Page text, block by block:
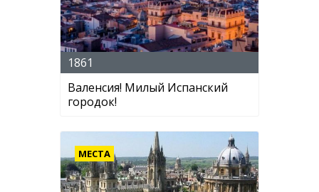
1861
Валенсия! Милый Испанский
городок!
МЕСТА